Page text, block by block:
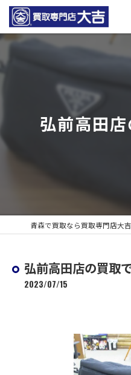
弘前高田店
弘前高田店の買取で
2023/07/15